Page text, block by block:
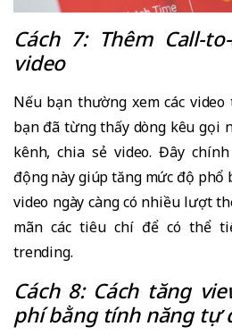
Cách 7: Thêm Call-
video
Nếu bạn thường xem các video
bạn đã từng thấy dòng kêu gọi
kênh, chia sẻ video. Đây
động này giúp tăng mức độ phổ
video ngày càng có nhiều lượt
mãn các tiêu chí để có thể
trending.
Cách 8: Cách tăng
phí bằng tính năng tự